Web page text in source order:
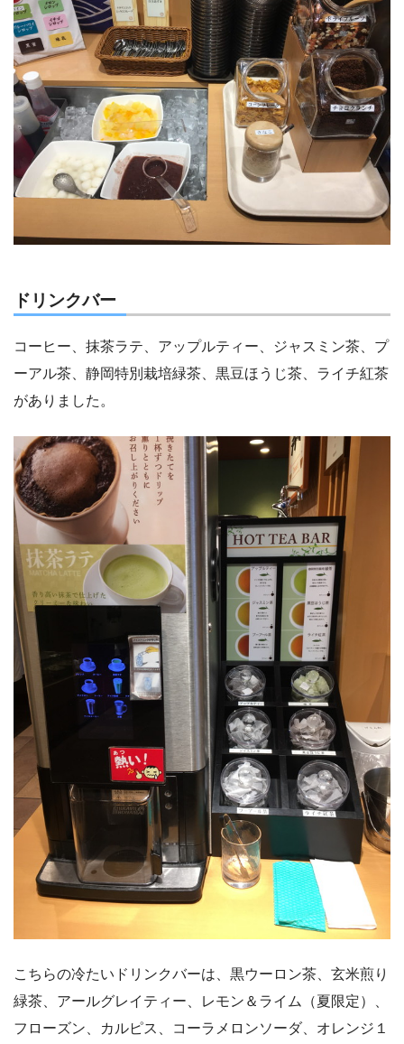
ドリンクバー
コーヒー、抹茶ラテ、アップルティー、ジャスミン茶、プ
ーアル茶、静岡特別栽培緑茶、黒豆ほうじ茶、ライチ紅茶
がありました。
こちらの冷たいドリンクバーは、黒ウーロン茶、玄米煎り
緑茶、アールグレイティー、レモン＆ライム（夏限定）、
フローズン、カルピス、コーラメロンソーダ、オレンジ１